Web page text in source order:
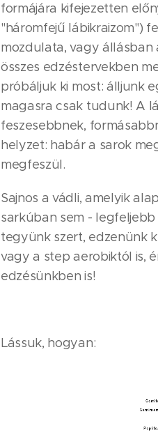
formájára kifejezetten
"háromfejű lábikraizom")
mozdulata, vagy
összes edzéstervekben
próbáljuk ki most: álljunk
magasra csak tudunk! A
feszesebbnek,
helyzet: habár a sarok
megfeszül.
Sajnos a vádli, amelyik
sarkúban sem -
tegyünk szert, edzenünk
vagy a step aerobiktól is,
edzésünkben is!
Lássuk, hogyan: